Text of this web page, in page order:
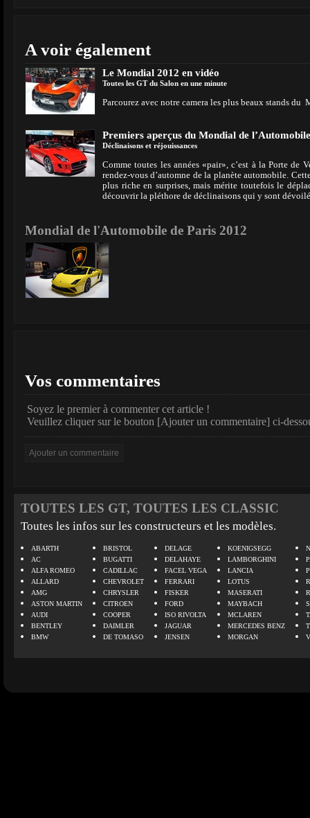
A voir également
Le Mondial 2012 en vidéo
Toutes les GT du Salon en une minute
Parcourez avec notre camera les plus beaux stands
Premiers aperçus du Mondial de l’Automobile
Déclinaisons et réjouissances
Comme toutes les années «pair», c’est à la Porte de
rendez-vous d’automne de la planète automobile.
plus riche en surprises, mais mérite toutefois le
découvrir la pléthore de déclinaisons qui y sont
Mondial de l'Automobile de Paris 2012
Vos commentaires
Soyez le premier à commenter cet article !
Veuillez cliquer sur le bouton [Ajouter un commentaire] ci-
TOUTES LES GT, TOUTES LES CLASSIC
Toutes les infos sur les constructeurs et les modèles.
ABARTH
AC
ALFA ROMEO
ALLARD
AMG
ASTON MARTIN
AUDI
BENTLEY
BMW
BRISTOL
BUGATTI
CADILLAC
CHEVROLET
CHRYSLER
CITROEN
COOPER
DAIMLER
DE TOMASO
DELAGE
DELAHAYE
FACEL VEGA
FERRARI
FISKER
FORD
ISO RIVOLTA
JAGUAR
JENSEN
KOENIGSEGG
LAMBORGHINI
LANCIA
LOTUS
MASERATI
MAYBACH
MCLAREN
MERCEDES BENZ
MORGAN